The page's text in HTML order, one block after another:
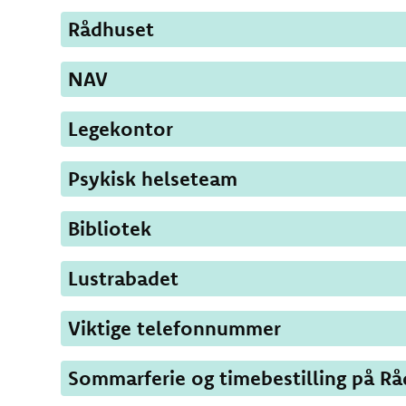
Rådhuset
NAV
Legekontor
Psykisk helseteam
Bibliotek
Lustrabadet
Viktige telefonnummer
Sommarferie og timebestilling på